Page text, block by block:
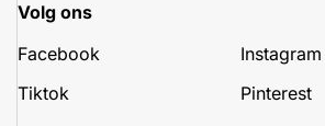
Volg ons
Facebook
Instagram
Tiktok
Pinterest